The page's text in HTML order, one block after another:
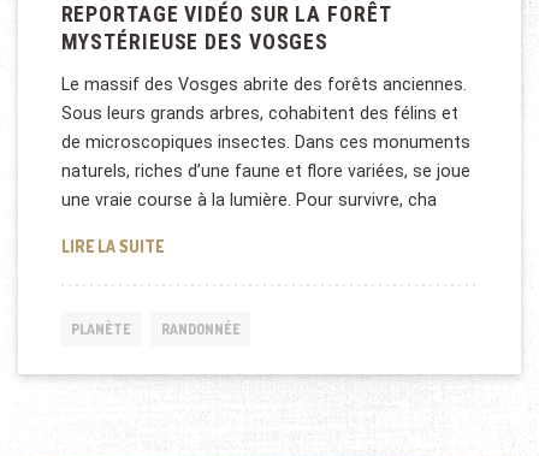
REPORTAGE VIDÉO SUR LA FORÊT
MYSTÉRIEUSE DES VOSGES
Le massif des Vosges abrite des forêts anciennes.
Sous leurs grands arbres, cohabitent des félins et
de microscopiques insectes. Dans ces monuments
naturels, riches d’une faune et flore variées, se joue
une vraie course à la lumière. Pour survivre, cha
LIRE LA SUITEREPORTAGE VIDÉO SUR LA FORÊT MYSTÉRIEUSE
PLANÈTE RANDONNÉE